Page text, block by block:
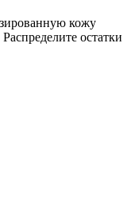
кожу
остатки